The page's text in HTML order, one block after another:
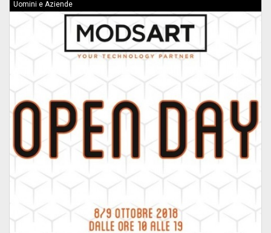
Uomini e Aziende